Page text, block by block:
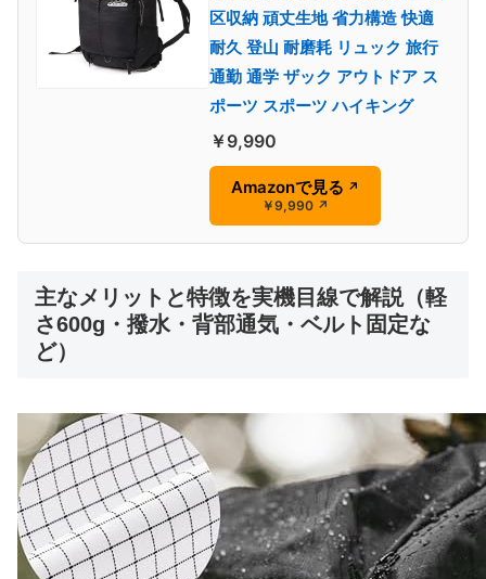
区収納 頑丈生地 省力構造 快適
耐久 登山 耐磨耗 リュック 旅行
通勤 通学 ザック アウトドア ス
ポーツ スポーツ ハイキング
￥9,990
Amazonで見る ↗
￥9,990 ↗
主なメリットと特徴を実機目線で解説（軽
さ600g・撥水・背部通気・ベルト固定な
ど）